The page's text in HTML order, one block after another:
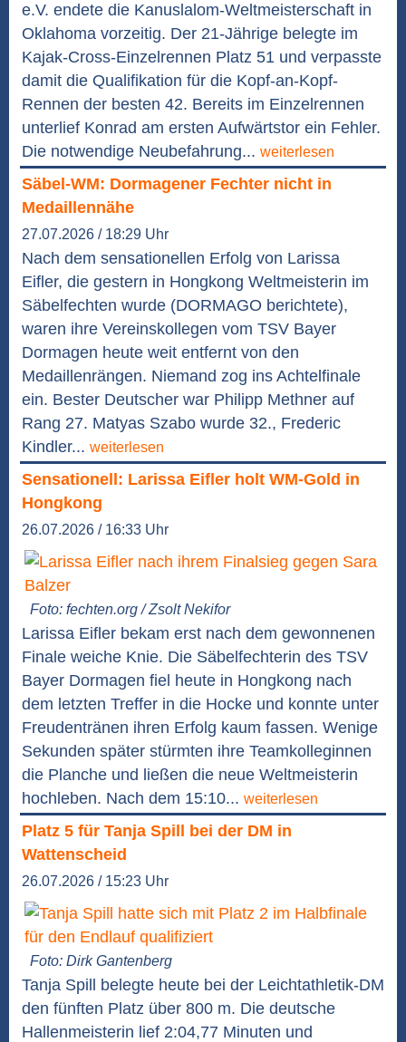
e.V. endete die Kanuslalom-Weltmeisterschaft in
Oklahoma vorzeitig. Der 21-Jährige belegte im
Kajak-Cross-Einzelrennen Platz 51 und verpasste
damit die Qualifikation für die Kopf-an-Kopf-
Rennen der besten 42. Bereits im Einzelrennen
unterlief Konrad am ersten Aufwärtstor ein Fehler.
Die notwendige Neubefahrung... weiterlesen
Säbel-WM: Dormagener Fechter nicht in
Medaillennähe
27.07.2026 / 18:29 Uhr
Nach dem sensationellen Erfolg von Larissa
Eifler, die gestern in Hongkong Weltmeisterin im
Säbelfechten wurde (DORMAGO berichtete),
waren ihre Vereinskollegen vom TSV Bayer
Dormagen heute weit entfernt von den
Medaillenrängen. Niemand zog ins Achtelfinale
ein. Bester Deutscher war Philipp Methner auf
Rang 27. Matyas Szabo wurde 32., Frederic
Kindler... weiterlesen
Sensationell: Larissa Eifler holt WM-Gold in
Hongkong
26.07.2026 / 16:33 Uhr
Foto: fechten.org / Zsolt Nekifor
Larissa Eifler bekam erst nach dem gewonnenen
Finale weiche Knie. Die Säbelfechterin des TSV
Bayer Dormagen fiel heute in Hongkong nach
dem letzten Treffer in die Hocke und konnte unter
Freudentränen ihren Erfolg kaum fassen. Wenige
Sekunden später stürmten ihre Teamkolleginnen
die Planche und ließen die neue Weltmeisterin
hochleben. Nach dem 15:10... weiterlesen
Platz 5 für Tanja Spill bei der DM in
Wattenscheid
26.07.2026 / 15:23 Uhr
Foto: Dirk Gantenberg
Tanja Spill belegte heute bei der Leichtathletik-DM
den fünften Platz über 800 m. Die deutsche
Hallenmeisterin lief 2:04,77 Minuten und